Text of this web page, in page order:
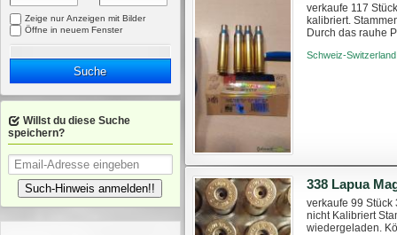
verkaufe 117
kalibriert.
Durch das rauhe
Schweiz-
338 Lapua
verkaufe 99
nicht Kalibriert
wiedergeladen.
Zeige nur Anzeigen mit Bilder
Öffne in neuem Fenster
Suche
Willst du diese Suche
speichern?
Such-Hinweis anmelden!!